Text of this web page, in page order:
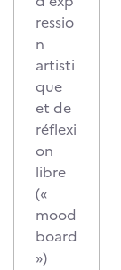
ressio
n
artisti
que
et de
réflexi
on
libre
(«
mood
board
»)